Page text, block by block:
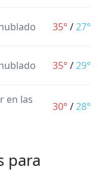
35° /27°
35° /29°
en las
30° /28°
para